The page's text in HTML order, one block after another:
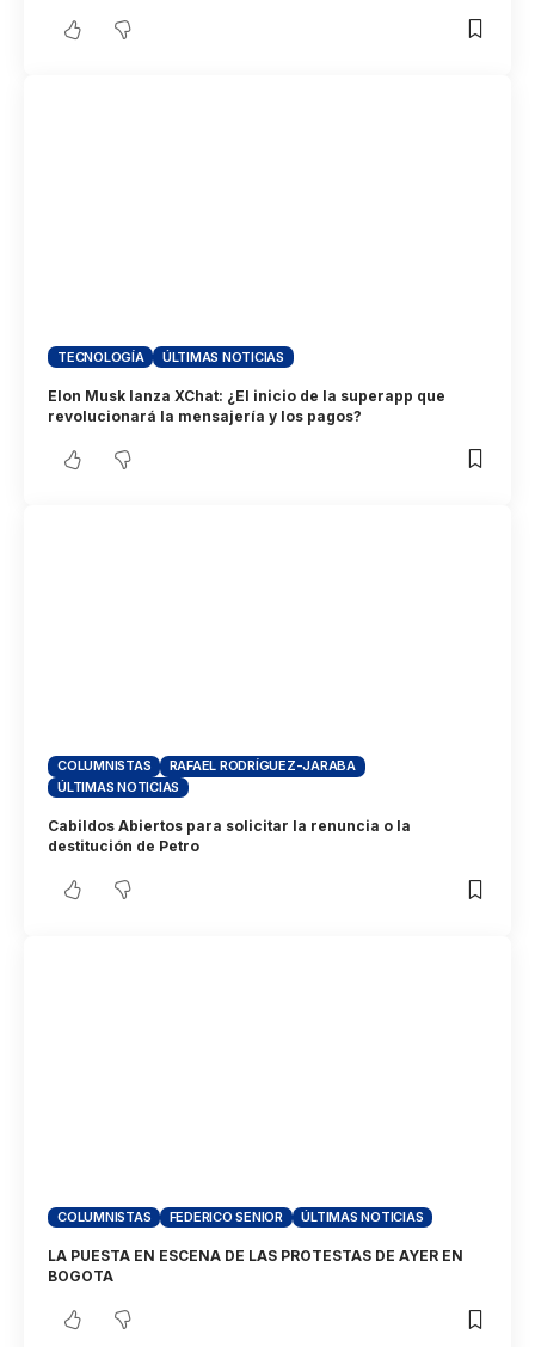
TECNOLOGÍA ÚLTIMAS NOTICIAS
Elon Musk lanza XChat: ¿El inicio de la superapp que
revolucionará la mensajería y los pagos?
COLUMNISTAS
RAFAEL RODRÍGUEZ-JARABA
ÚLTIMAS NOTICIAS
Cabildos Abiertos para solicitar la renuncia o la
destitución de Petro
COLUMNISTAS FEDERICO SENIOR ÚLTIMAS NOTICIAS
LA PUESTA EN ESCENA DE LAS PROTESTAS DE AYER EN
BOGOTA